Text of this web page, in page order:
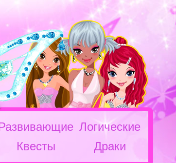
Логические
Квесты Драки